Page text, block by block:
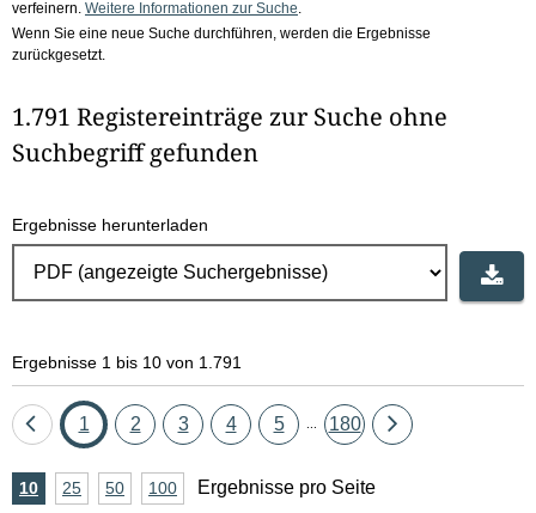
verfeinern. Weitere Informationen zur Suche
Wenn Sie eine neue Suche durchführen, werden die Ergebnisse
zurückgesetzt.
1.791 Registereinträge zur Suche ohne
Suchbegriff gefunden
Ergebnisse herunterladen
Ergebnisse 1 bis 10 von 1.791
Eine
zurück
Seite
1 Seite
2 Seite
3 Seite
4 Seite
5 Seite
180
Eine
A10Ergebnisse
25Ergebnisse
50Ergebnisse
100Ergebnisse
Ergebnisse pro Seite